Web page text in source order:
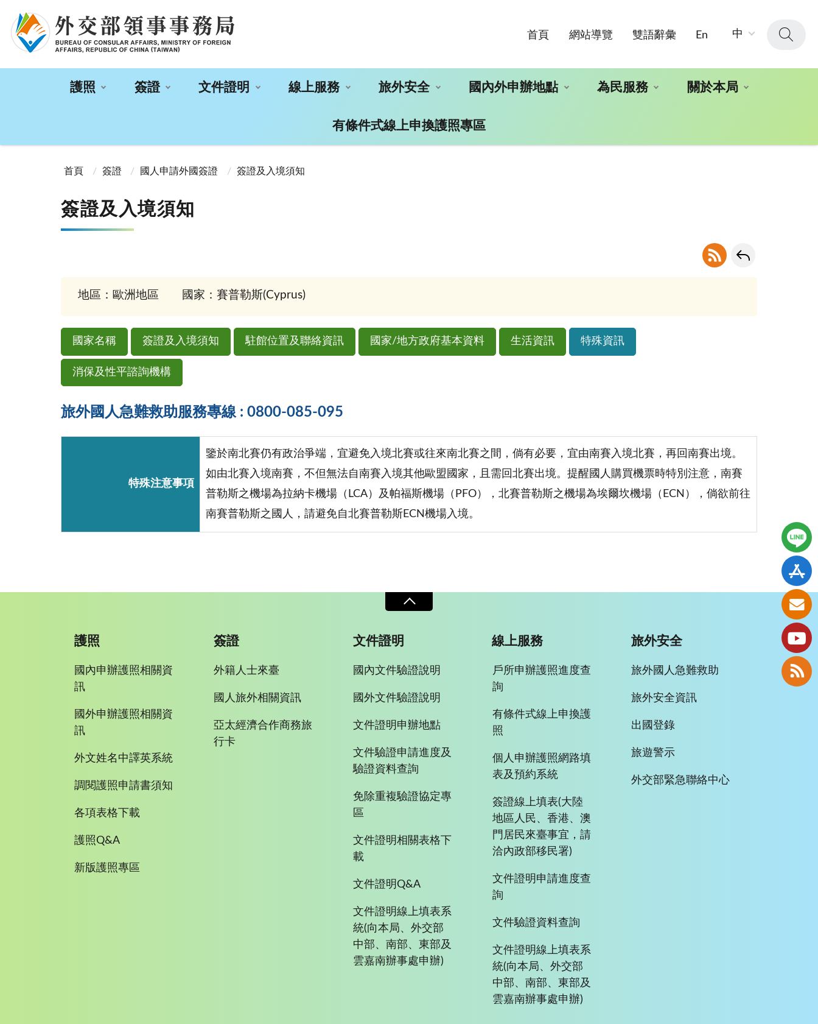
首頁 網站導覽 雙語辭彙 En 中
護照 簽證 文件證明 線上服務 旅外安全 國內外申辦地點 為民服務 關於本局
有條件式線上申換護照專區
首頁
簽證 國人申請外國簽證 簽證及入境須知
簽證及入境須知
地區：歐洲地區 國家：賽普勒斯(Cyprus)
國家名稱 簽證及入境須知 駐館位置及聯絡資訊 國家/地方政府基本資料 生活資訊 特殊資訊
消保及性平諮詢機構
旅外國人急難救助服務專線 : 0800-085-095
特殊注意事項
鑒於南北賽仍有政治爭端，宜避免入境北賽或往來南北賽之間，倘有必要，宜由南賽入境北賽，再回南賽出境。
如由北賽入境南賽，不但無法自南賽入境其他歐盟國家，且需回北賽出境。提醒國人購買機票時特別注意，南賽
普勒斯之機場為拉納卡機場（LCA）及帕福斯機場（PFO），北賽普勒斯之機場為埃爾坎機場（ECN），倘欲前往
南賽普勒斯之國人，請避免自北賽普勒斯ECN機場入境。
護照
國內申辦護照相關資
訊
國外申辦護照相關資
訊
外文姓名中譯英系統
調閱護照申請書須知
各項表格下載
護照Q&A
新版護照專區
簽證
外籍人士來臺
國人旅外相關資訊
亞太經濟合作商務旅
行卡
文件證明
國內文件驗證說明
國外文件驗證說明
文件證明申辦地點
文件驗證申請進度及
驗證資料查詢
免除重複驗證協定專
區
文件證明相關表格下
載
文件證明Q&A
文件證明線上填表系
統(向本局、外交部
中部、南部、東部及
雲嘉南辦事處申辦)
線上服務
戶所申辦護照進度查
詢
有條件式線上申換護
照
個人申辦護照網路填
表及預約系統
簽證線上填表(大陸
地區人民、香港、澳
門居民來臺事宜，請
洽內政部移民署)
文件證明申請進度查
詢
文件驗證資料查詢
文件證明線上填表系
統(向本局、外交部
中部、南部、東部及
雲嘉南辦事處申辦)
旅外安全
旅外國人急難救助
旅外安全資訊
出國登錄
旅遊警示
外交部緊急聯絡中心